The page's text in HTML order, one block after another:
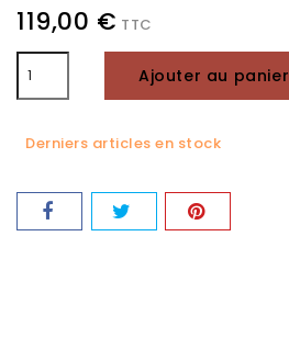
119,00 € TTC
Ajouter au panier
Derniers articles en stock